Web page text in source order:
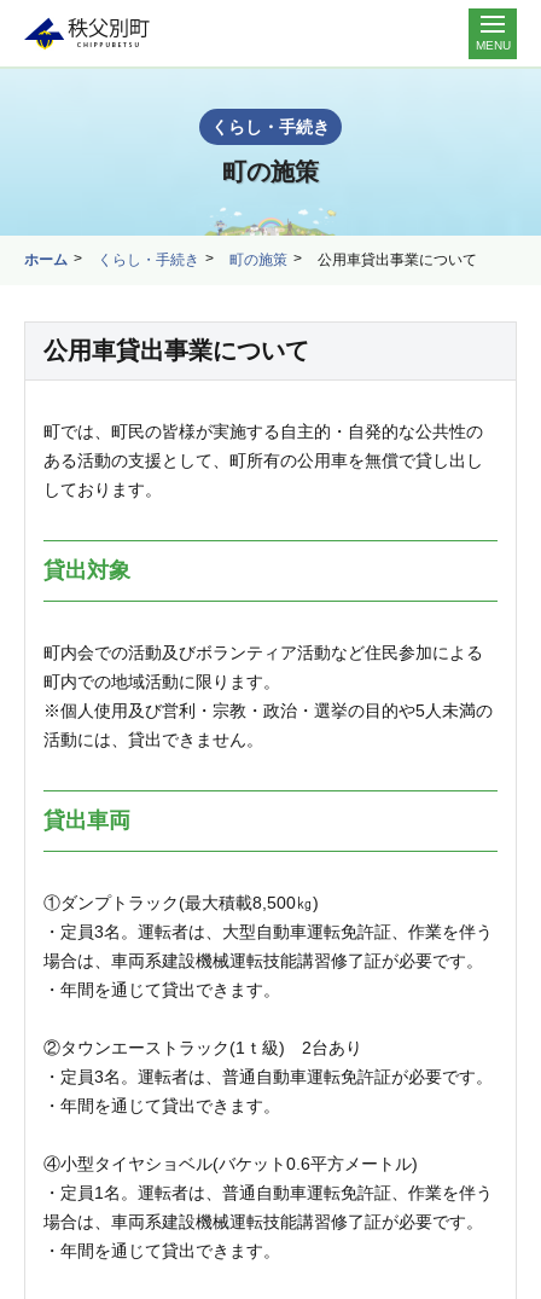
MENU
くらし・手続き
町の施策
ホーム くらし・手続き 町の施策 公用車貸出事業について
公用車貸出事業について
町では、町民の皆様が実施する自主的・自発的な公共性の
ある活動の支援として、町所有の公用車を無償で貸し出し
しております。
貸出対象
町内会での活動及びボランティア活動など住民参加による
町内での地域活動に限ります。
※個人使用及び営利・宗教・政治・選挙の目的や5人未満の
活動には、貸出できません。
貸出車両
①ダンプトラック(最大積載8,500㎏)
・定員3名。運転者は、大型自動車運転免許証、作業を伴う
場合は、車両系建設機械運転技能講習修了証が必要です。
・年間を通じて貸出できます。
②タウンエーストラック(1ｔ級) 2台あり
・定員3名。運転者は、普通自動車運転免許証が必要です。
・年間を通じて貸出できます。
④小型タイヤショベル(バケット0.6平方メートル)
・定員1名。運転者は、普通自動車運転免許証、作業を伴う
場合は、車両系建設機械運転技能講習修了証が必要です。
・年間を通じて貸出できます。